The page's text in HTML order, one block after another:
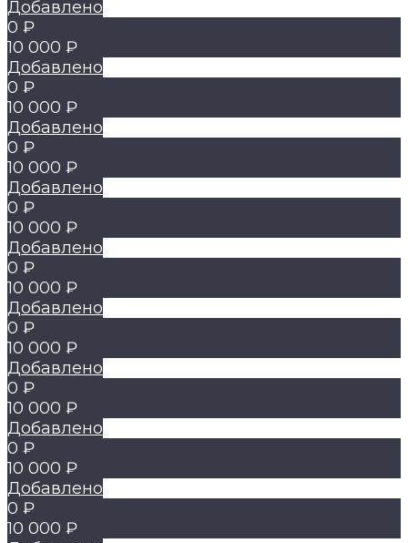
Добавлено
0 ₽
10 000 ₽
Добавлено
0 ₽
10 000 ₽
Добавлено
0 ₽
10 000 ₽
Добавлено
0 ₽
10 000 ₽
Добавлено
0 ₽
10 000 ₽
Добавлено
0 ₽
10 000 ₽
Добавлено
0 ₽
10 000 ₽
Добавлено
0 ₽
10 000 ₽
Добавлено
0 ₽
10 000 ₽